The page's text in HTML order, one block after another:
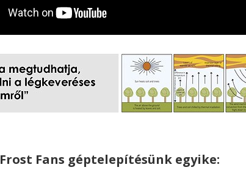
Frost Fans géptelepítésünk egyike: